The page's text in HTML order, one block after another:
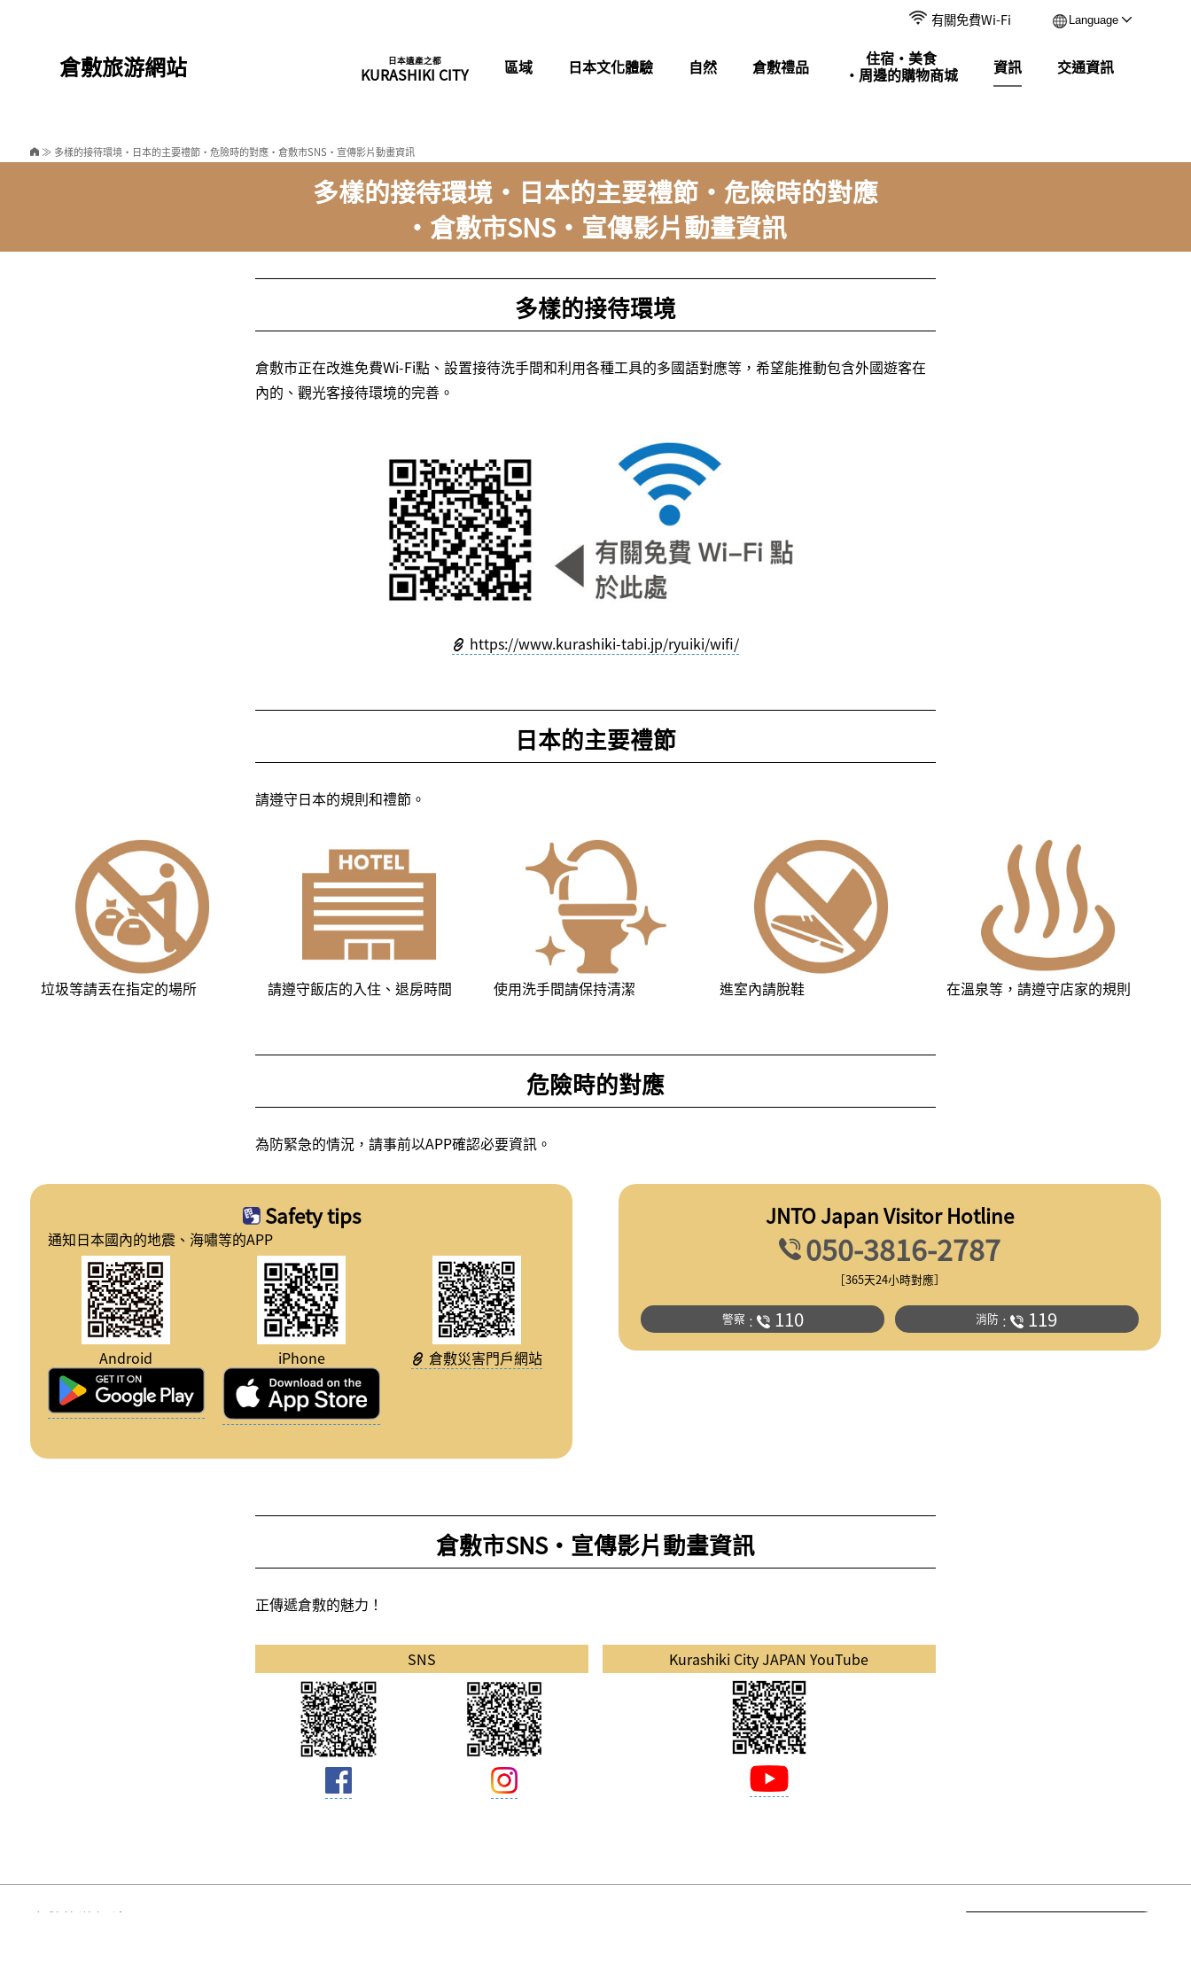
倉敷旅游網站
有關免費Wi-Fi Language
日本遺產之都
KURASHIKI CITY 區域 日本文化體驗 自然 倉敷禮品 住宿・美食
・周邊的購物商城 資訊 交通資訊
≫ 多樣的接待環境・日本的主要禮節・危險時的對應・倉敷市SNS・宣傳影片動畫資訊
多樣的接待環境・日本的主要禮節・危險時的對應
・倉敷市SNS・宣傳影片動畫資訊
多樣的接待環境
倉敷市正在改進免費Wi-Fi點、設置接待洗手間和利用各種工具的多國語對應等，希望能推動包含外國遊客在
內的、觀光客接待環境的完善。
https://www.kurashiki-tabi.jp/ryuiki/wifi/
日本的主要禮節
請遵守日本的規則和禮節。
垃圾等請丟在指定的場所 請遵守飯店的入住、退房時間 使用洗手間請保持清潔 進室內請脫鞋 在溫泉等，請遵守店家的規則
危險時的對應
為防緊急的情況，請事前以APP確認必要資訊。
Safety tips
通知日本國內的地震、海嘯等的APP
Android iPhone 倉敷災害門戶網站
JNTO Japan Visitor Hotline
050-3816-2787
［365天24小時對應］
警察 ： 110 消防 ： 119
倉敷市SNS・宣傳影片動畫資訊
正傳遞倉敷的魅力！
SNS Kurashiki City JAPAN YouTube
倉敷旅游網站